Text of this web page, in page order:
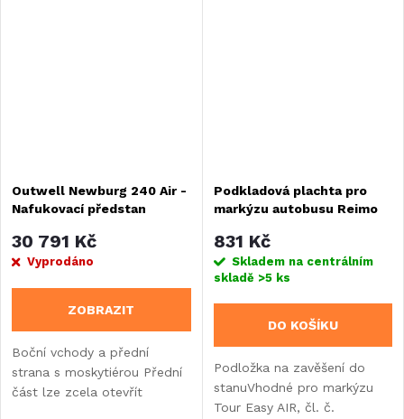
Outwell Newburg 240 Air -
Nafukovací předstan
30 791 Kč
Vyprodáno
ZOBRAZIT
Boční vchody a přední
strana s moskytiérou Přední
část lze zcela otevřít
Podkladová plachta pro
markýzu autobusu Reimo
831 Kč
Skladem na centrálním
skladě >5 ks
DO KOŠÍKU
Podložka na zavěšení do
stanuVhodné pro markýzu
Tour Easy AIR, čl. č.